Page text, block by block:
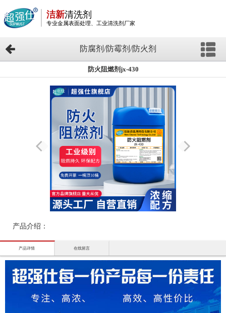
洁新清洗剂
专业金属表面处理、工业清洗剂厂家
防腐剂/防霉剂/防火剂
防火阻燃剂jx-430
产品介绍：
产品详情 在线留言